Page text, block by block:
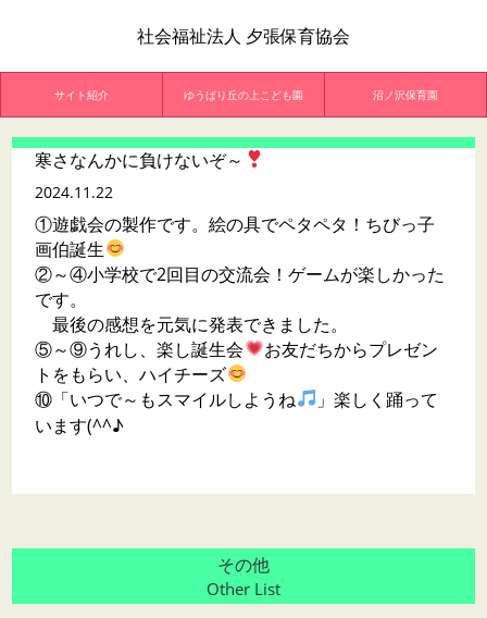
社会福祉法人 夕張保育協会
サイト紹介 ゆうばり丘の上こども園 沼ノ沢保育園
寒さなんかに負けないぞ～
2024.11.22
①遊戯会の製作です。絵の具でペタペタ！ちびっ子
画伯誕生
②～④小学校で2回目の交流会！ゲームが楽しかった
です。
最後の感想を元気に発表できました。
⑤～⑨うれし、楽し誕生会
お友だちからプレゼン
トをもらい、ハイチーズ
⑩「いつで～もスマイルしようね
」楽しく踊って
います(^^♪
その他
Other List